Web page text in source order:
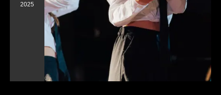
2025